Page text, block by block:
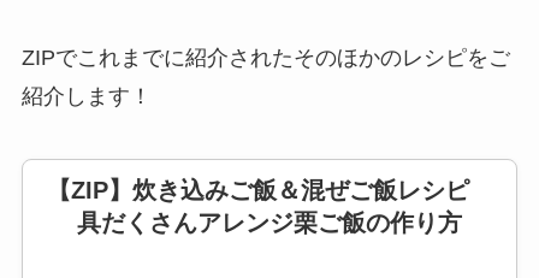
ZIPでこれまでに紹介されたそのほかのレシピをご
紹介します！
【ZIP】炊き込みご飯＆混ぜご飯レシピ
具だくさんアレンジ栗ご飯の作り方